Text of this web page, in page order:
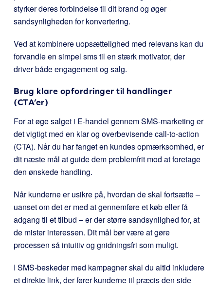
styrker deres forbindelse til dit brand og øger
sandsynligheden for konvertering.
Ved at kombinere uopsættelighed med relevans kan du
forvandle en simpel sms til en stærk motivator, der
driver både engagement og salg.
Brug klare opfordringer til handlinger
(CTA’er)
For at øge salget i E-handel gennem SMS-marketing er
det vigtigt med en klar og overbevisende call-to-action
(CTA). Når du har fanget en kundes opmærksomhed, er
dit næste mål at guide dem problemfrit mod at foretage
den ønskede handling.
Når kunderne er usikre på, hvordan de skal fortsætte –
uanset om det er med at gennemføre et køb eller få
adgang til et tilbud – er der større sandsynlighed for, at
de mister interessen. Dit mål bør være at gøre
processen så intuitiv og gnidningsfri som muligt.
I SMS-beskeder med kampagner skal du altid inkludere
et direkte link, der fører kunderne til præcis den side